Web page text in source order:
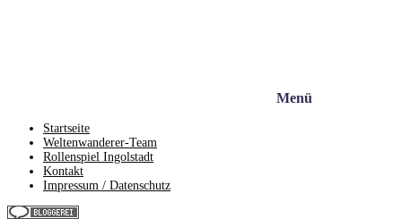
Menü
Startseite
Weltenwanderer-Team
Rollenspiel Ingolstadt
Kontakt
Impressum / Datenschutz